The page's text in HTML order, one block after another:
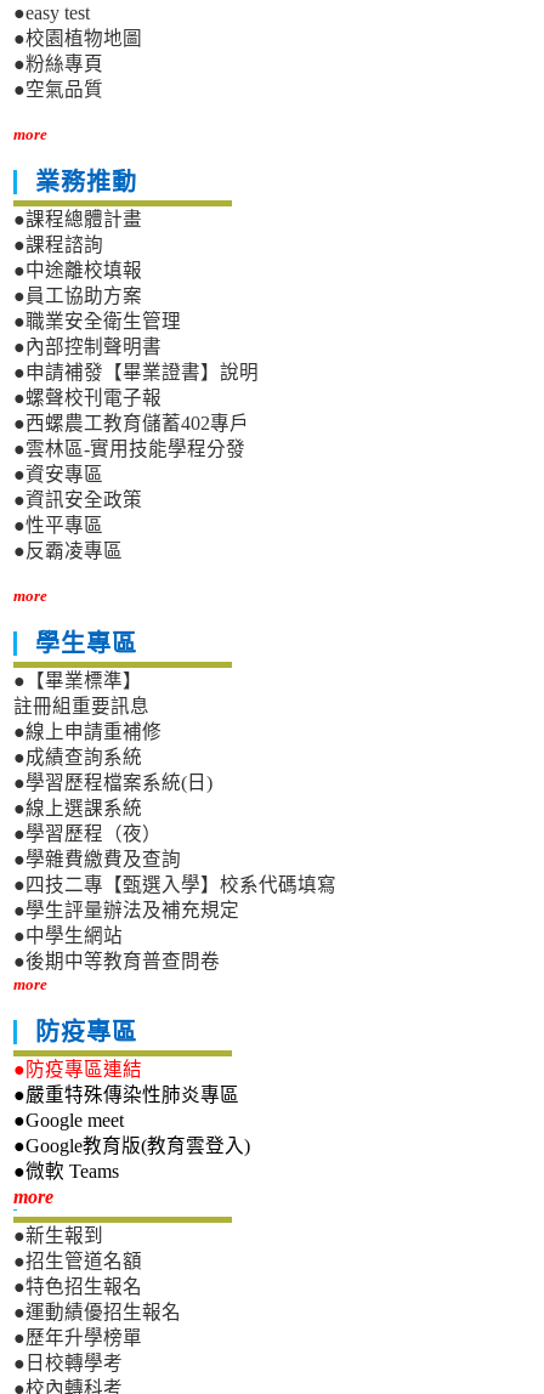
●easy test
●校園植物地圖
●粉絲專頁
●空氣品質
more
業務推動
●課程總體計畫
●課程諮詢
●中途離校填報
●員工協助方案
●職業安全衛生管理
●內部控制聲明書
●申請補發【畢業證書】說明
●螺聲校刊電子報
●西螺農工教育儲蓄402專戶
●雲林區-實用技能學程分發
●資安專區
●資訊安全政策
●性平專區
●反霸凌專區
more
學生專區
●【畢業標準】
註冊組重要訊息
●線上申請重補修
●成績查詢系統
●學習歷程檔案系統(日)
●線上選課系統
●學習歷程（夜）
●學雜費繳費及查詢
●四技二專【甄選入學】校系代碼填寫
●學生評量辦法及補充規定
●中學生網站
●後期中等教育普查問卷
more
防疫專區
●防疫專區連結
●嚴重特殊傳染性肺炎專區
●Google meet
●Google教育版(教育雲登入)
●微軟 Teams
more新生專區
●新生報到
●招生管道名額
●特色招生報名
●運動績優招生報名
●歷年升學榜單
●日校轉學考
●校內轉科考